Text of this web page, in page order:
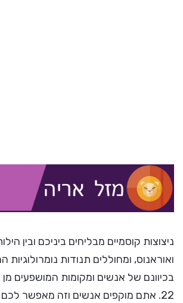
ניצוצות קוסמיים מבליחים ביניכם ובין
ואוראנוס, ומחוללים תנודות
22. אתם מוקפים אנשים וזה מאפשר